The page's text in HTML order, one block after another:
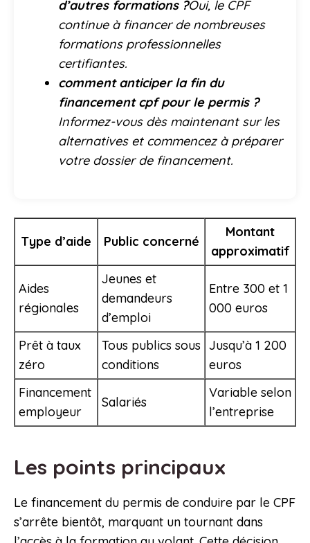
d’autres formations ?Oui, le CPF
continue à financer de nombreuses
formations professionnelles
certifiantes.
comment anticiper la fin du
financement cpf pour le permis ?
Informez-vous dès maintenant sur les
alternatives et commencez à préparer
votre dossier de financement.
Type d’aide Public concerné
Montant
approximatif
Aides
régionales
Jeunes et
demandeurs
d’emploi
Entre 300 et 1
000 euros
Prêt à taux
zéro
Tous publics sous
conditions
Jusqu’à 1 200
euros
Financement
employeur
Salariés
Variable selon
l’entreprise
Les points principaux
Le financement du permis de conduire par le CPF
s’arrête bientôt, marquant un tournant dans